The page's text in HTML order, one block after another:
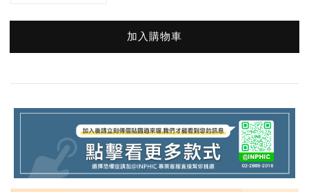
加入購物車